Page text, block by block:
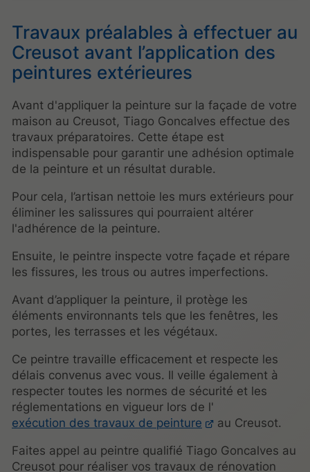
Travaux préalables à effectuer au
Creusot avant l’application des
peintures extérieures
Avant d'appliquer la peinture sur la façade de votre
maison au Creusot, Tiago Goncalves effectue des
travaux préparatoires. Cette étape est
indispensable pour garantir une adhésion optimale
de la peinture et un résultat durable.
Pour cela, l’artisan nettoie les murs extérieurs pour
éliminer les salissures qui pourraient altérer
l'adhérence de la peinture.
Ensuite, le peintre inspecte votre façade et répare
les fissures, les trous ou autres imperfections.
Avant d’appliquer la peinture, il protège les
éléments environnants tels que les fenêtres, les
portes, les terrasses et les végétaux.
Ce peintre travaille efficacement et respecte les
délais convenus avec vous. Il veille également à
respecter toutes les normes de sécurité et les
réglementations en vigueur lors de l'
exécution des travaux de peinture
au Creusot.
Faites appel au peintre qualifié Tiago Goncalves au
Creusot pour réaliser vos travaux de rénovation